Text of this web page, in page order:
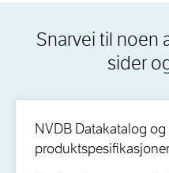
Snarvei til noen
sider
NVDB Datakatalog og
produktspesifikasjoner